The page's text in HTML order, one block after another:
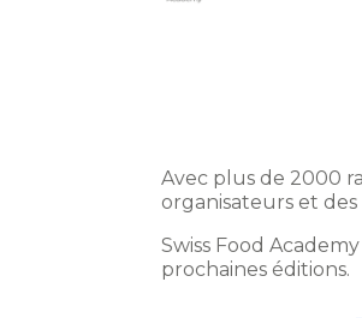
Avec plus de 2000
organisateurs et
Swiss Food
prochaines éditions.